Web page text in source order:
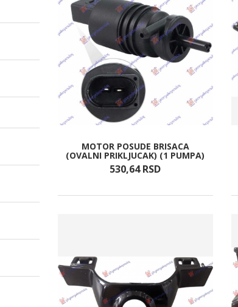
MOTOR POSUDE BRISACA
(OVALNI PRIKLJUCAK) (1 PUMPA)
530,64 RSD